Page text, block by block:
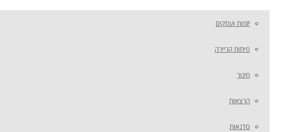
יזמות ועסקים
פיתוח קריירה
חינוך
הרצאות
סדנאות